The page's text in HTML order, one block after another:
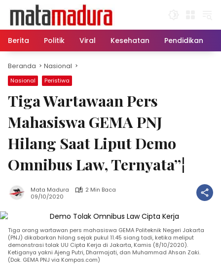
konten
Berita
Politik Viral Kesehatan Pendidikan
Beranda Nasional
Nasional Peristiwa
Tiga Wartawaan Pers
Mahasiswa GEMA PNJ
Hilang Saat Liput Demo
Omnibus Law, Ternyata”¦
Mata Madura
2 Min Baca
09/10/2020
Tiga orang wartawan pers mahasiswa GEMA Politeknik Negeri Jakarta
(PNJ) dikabarkan hilang sejak pukul 11.45 siang tadi, ketika meliput
demonstrasi tolak UU Cipta Kerja di Jakarta, Kamis (8/10/2020).
Ketiganya yakni Ajeng Putri, Dharmajati, dan Muhammad Ahsan Zaki.
(Dok. GEMA PNJ via Kompas.com)